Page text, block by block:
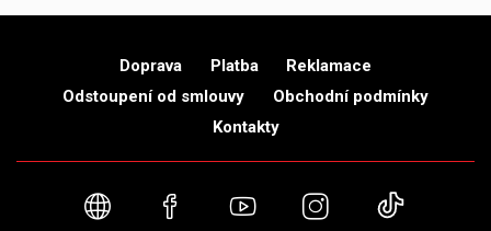
Doprava Platba
Reklamace
Odstoupení od smlouvy
Obchodní podmínky
Kontakty
Webové stránky
FacebookYouTubeInstagram